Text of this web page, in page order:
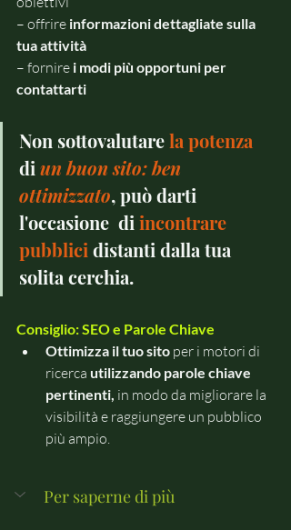
– offrire informazioni dettagliate sulla
tua attività
– fornire i modi più opportuni per
contattarti
Non sottovalutare la potenza
di un buon sito: ben
ottimizzato, può darti
l'occasione  di incontrare
pubblici distanti dalla tua
solita cerchia.
Consiglio: SEO e Parole Chiave
Ottimizza il tuo sito per i motori di
ricerca utilizzando parole chiave
pertinenti, in modo da migliorare la
visibilità e raggiungere un pubblico
più ampio.
Per saperne di più